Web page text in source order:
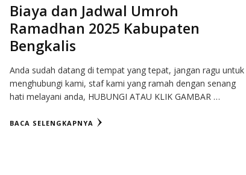
Biaya dan Jadwal Umroh
Ramadhan 2025 Kabupaten
Bengkalis
Anda sudah datang di tempat yang tepat, jangan ragu untuk
menghubungi kami, staf kami yang ramah dengan senang
hati melayani anda, HUBUNGI ATAU KLIK GAMBAR …
BACA SELENGKAPNYA